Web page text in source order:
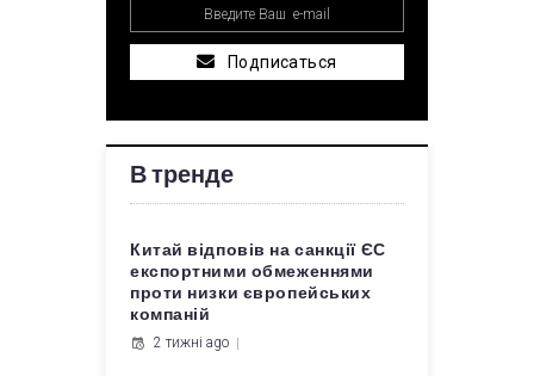
Подписаться
В тренде
Китай відповів на санкції ЄС
експортними обмеженнями
проти низки європейських
компаній
2 тижні ago